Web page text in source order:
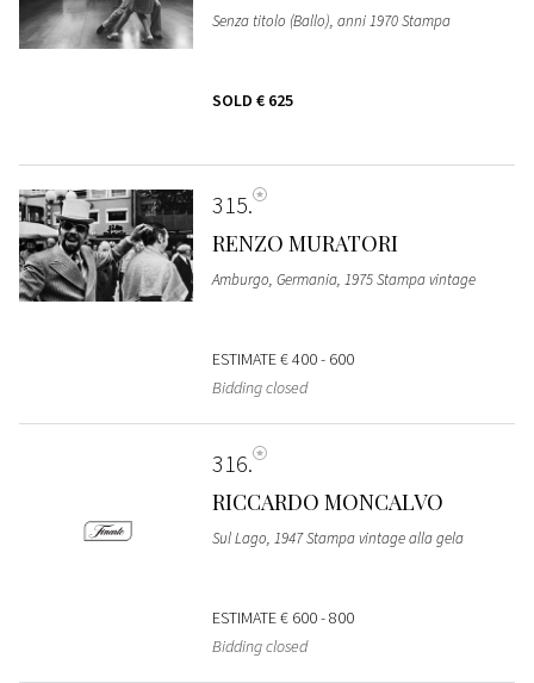
Senza titolo (Ballo), anni 1970 Stampa
SOLD € 625
315
RENZO MURATORI
Amburgo, Germania, 1975 Stampa vintage
ESTIMATE€ 400 - 600
Bidding closed
316
RICCARDO MONCALVO
Sul Lago, 1947 Stampa vintage alla gela
ESTIMATE€ 600 - 800
Bidding closed